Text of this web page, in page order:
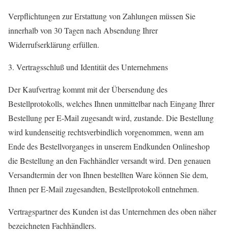
Verpflichtungen zur Erstattung von Zahlungen müssen Sie
innerhalb von 30 Tagen nach Absendung Ihrer
Widerrufserklärung erfüllen.
3. Vertragsschluß und Identität des Unternehmens
Der Kaufvertrag kommt mit der Übersendung des
Bestellprotokolls, welches Ihnen unmittelbar nach Eingang Ihrer
Bestellung per E-Mail zugesandt wird, zustande. Die Bestellung
wird kundenseitig rechtsverbindlich vorgenommen, wenn am
Ende des Bestellvorganges in unserem Endkunden Onlineshop
die Bestellung an den Fachhändler versandt wird. Den genauen
Versandtermin der von Ihnen bestellten Ware können Sie dem,
Ihnen per E-Mail zugesandten, Bestellprotokoll entnehmen.
Vertragspartner des Kunden ist das Unternehmen des oben näher
bezeichneten Fachhändlers.